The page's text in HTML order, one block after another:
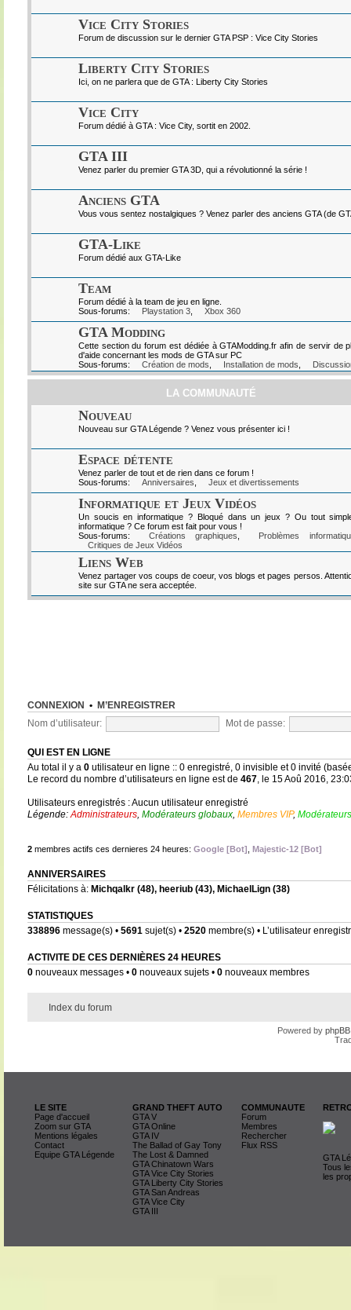
Vice City Stories
Forum de discussion sur le dernier GTA PSP : Vice City Stories
Liberty City Stories
Ici, on ne parlera que de GTA : Liberty City Stories
Vice City
Forum dédié à GTA : Vice City, sortit en 2002.
GTA III
Venez parler du premier GTA 3D, qui a révolutionné la série !
Anciens GTA
Vous vous sentez nostalgiques ? Venez parler des anciens GTA (de
GTA-Like
Forum dédié aux GTA-Like
Team
Forum dédié à la team de jeu en ligne.
Sous-forums:
Playstation 3, Xbox 360
GTA Modding
Cette section du forum est dédiée à GTAModding.fr afin de servir de
d'aide concernant les mods de GTA sur PC
Sous-forums:
Création de mods Installation de mods
LA COMMUNAUTÉ
Nouveau
Nouveau sur GTA Légende ? Venez vous présenter ici !
Espace détente
Venez parler de tout et de rien dans ce forum !
Sous-forums:
Anniversaires Jeux et divertissements
Informatique et Jeux Vidéos
Un soucis en informatique ? Bloqué dans un jeux ? Ou tout
informatique ? Ce forum est fait pour vous !
Sous-forums:
Créations graphiques
Problèmes
Critiques de Jeux Vidéos
Liens Web
Venez partager vos coups de coeur, vos blogs et pages persos.
site sur GTA ne sera acceptée.
CONNEXION • M’ENREGISTRER
Nom d’utilisateur: Mot de passe:
QUI EST EN LIGNE
Au total il y a 0utilisateur en ligne :: 0 enregistré, 0 invisible et 0 invité
Le record du nombre d’utilisateurs en ligne est de 467, le 15 Aoû 2016,
Utilisateurs enregistrés : Aucun utilisateur enregistré
Légende:Administrateurs, Modérateurs globaux, Membres VIP,
2membres actifs ces dernieres 24 heures: Google [Bot] Majestic-12 [Bot]
ANNIVERSAIRES
Félicitations à: Michqalkr(48), heeriub(43), MichaelLign(38)
STATISTIQUES
338896message(s) • 5691sujet(s) • 2520membre(s) • L’utilisateur
ACTIVITE DE CES DERNIÈRES 24 HEURES
0nouveaux messages • 0nouveaux sujets • 0nouveaux membres
Index du forum
Powered by phpBB
LE SITE
Page d'accueil
Zoom sur GTA
Mentions légales
Contact
Equipe GTA Légende
GRAND THEFT AUTO
GTA V
GTA Online
GTA IV
The Ballad of Gay Tony
The Lost & Damned
GTA Chinatown Wars
GTA Vice City Stories
GTA Liberty City Stories
GTA San Andreas
GTA Vice City
GTA III
COMMUNAUTE
Forum
Membres
Rechercher
Flux RSS
GTA
Tous
les